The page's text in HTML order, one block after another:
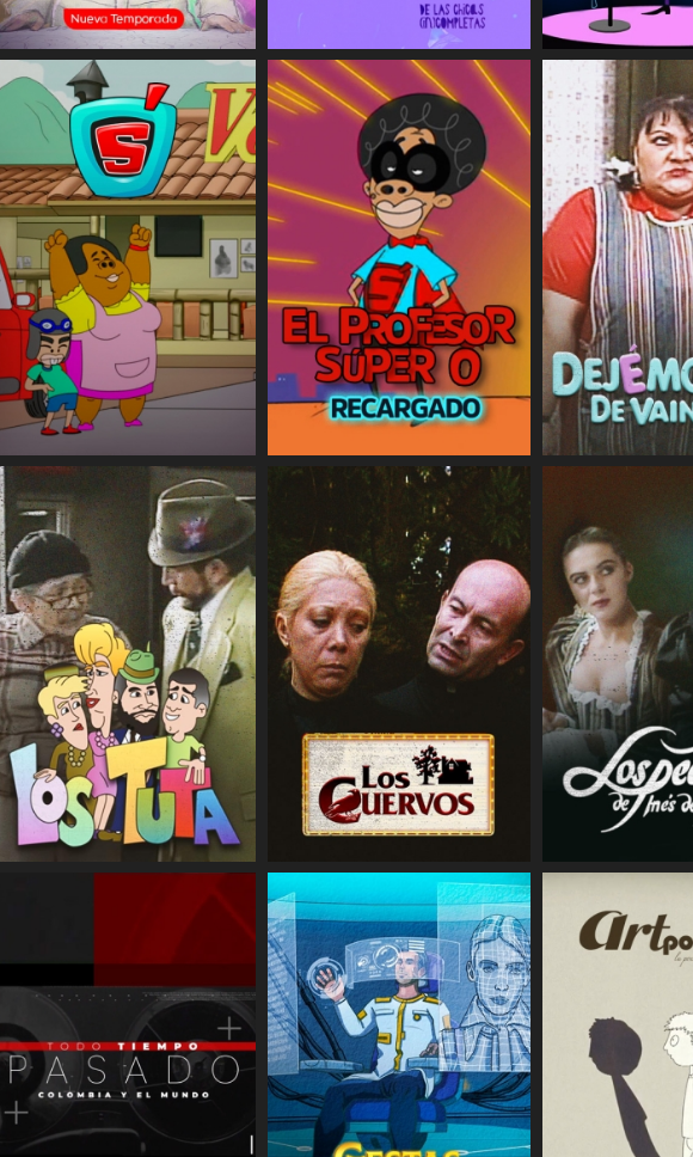
COMPARTIR COMPARTIR
COMPARTIR COMPARTIR COMPARTIR
COMPARTIR COMPARTIR COMPARTIR